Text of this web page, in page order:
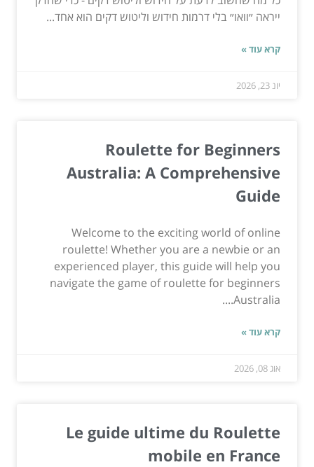
ייראה ״וואו״ בלי דרמות חידוש וליטוש דקים הוא אחד...
קרא עוד »
יונ 23, 2026
Roulette for Beginners
Australia: A Comprehensive
Guide
Welcome to the exciting world of online
roulette! Whether you are a newbie or an
experienced player, this guide will help you
navigate the game of roulette for beginners
Australia....
קרא עוד »
אוג 08, 2026
Le guide ultime du Roulette
mobile en France